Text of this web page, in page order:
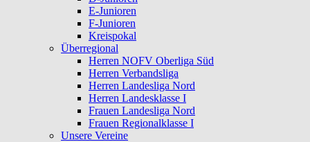
E-Junioren
F-Junioren
Kreispokal
Überregional
Herren NOFV Oberliga Süd
Herren Verbandsliga
Herren Landesliga Nord
Herren Landesklasse I
Frauen Landesliga Nord
Frauen Regionalklasse I
Unsere Vereine